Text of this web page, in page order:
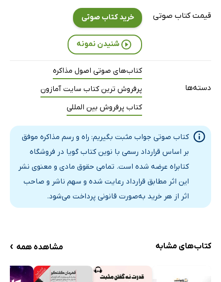
بخش پنجم ـ قسمت دوم
بخش پنجم ـ قسمت سوم
بخش پنجم ـ قسمت چهارم
قیمت کتاب صوتی خرید کتاب صوتی
شنیدن نمونه
دسته‌ها
کتاب‌های صوتی اصول مذاکره
پرفروش ترین کتاب سایت آمازون
کتاب پرفروش بین المللی
کتاب صوتی جواب مثبت بگیریم: راه و رسم مذاکره موفق
بر اساس قرارداد رسمی با نوین کتاب گویا در فروشگاه
کتابراه عرضه شده است. تمامی حقوق مادی و معنوی نشر
این اثر مطابق قرارداد رعایت شده و سهم ناشر و صاحب
اثر از هر خرید به‌صورت قانونی پرداخت می‌شود.
کتاب‌های مشابه مشاهده همه ›